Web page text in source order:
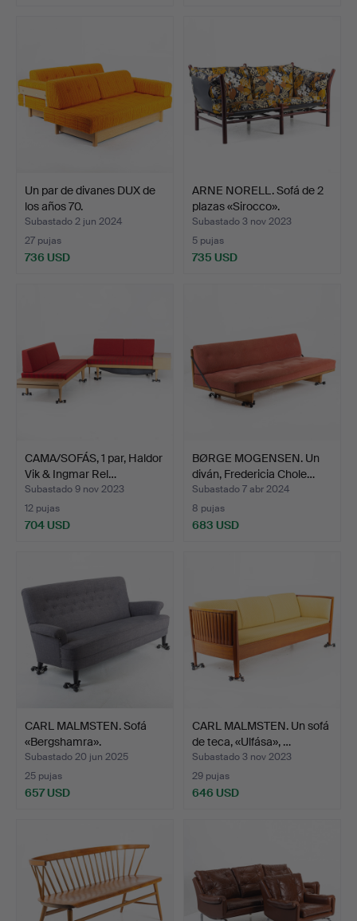
Un par de divanes DUX de
los años 70.
Subastado 2 jun 2024
27 pujas
736 USD
ARNE NORELL. Sofá de 2
plazas «Sirocco».
Subastado 3 nov 2023
5 pujas
735 USD
CAMA/SOFÁS, 1 par, Haldor
Vik & Ingmar Rel…
Subastado 9 nov 2023
12 pujas
704 USD
BØRGE MOGENSEN. Un
diván, Fredericia Chole…
Subastado 7 abr 2024
8 pujas
683 USD
CARL MALMSTEN. Sofá
«Bergshamra».
Subastado 20 jun 2025
25 pujas
657 USD
CARL MALMSTEN. Un sofá
de teca, «Ulfása», …
Subastado 3 nov 2023
29 pujas
646 USD